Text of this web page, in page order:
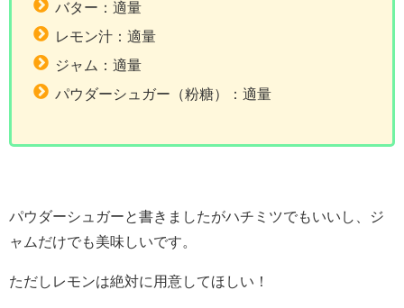
バター：適量
レモン汁：適量
ジャム：適量
パウダーシュガー（粉糖）：適量
パウダーシュガーと書きましたがハチミツでもいいし、ジ
ャムだけでも美味しいです。
ただしレモンは絶対に用意してほしい！